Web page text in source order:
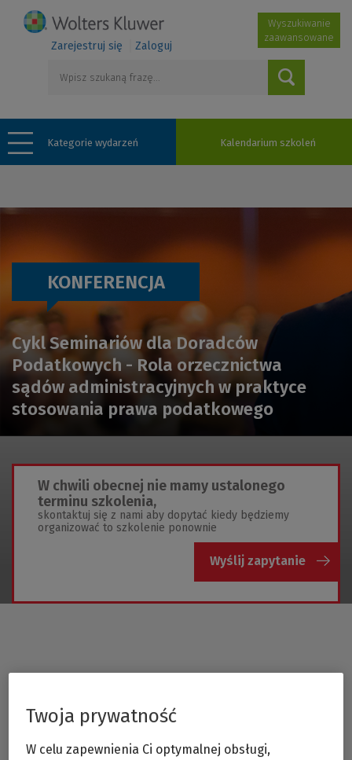
Zarejestruj się Zaloguj
Wyszukiwanie
zaawansowane
Kategorie wydarzeń Kalendarium szkoleń
KONFERENCJA
Cykl Seminariów dla Doradców
Podatkowych - Rola orzecznictwa
sądów administracyjnych w praktyce
stosowania prawa podatkowego
W chwili obecnej nie mamy ustalonego
terminu szkolenia,
skontaktuj się z nami aby dopytać kiedy będziemy
organizować to szkolenie ponownie
Wyślij zapytanie
Szczegóły konferencji
Twoja prywatność
W celu zapewnienia Ci optymalnej obsługi,